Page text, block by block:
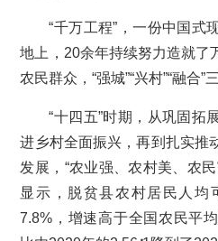
“千万工程”，一份中国式
地上，20余年持续努力造就了
农民群众，“强城”“兴村”“融合”
“十四五”时期，从巩固拓
进乡村全面振兴，再到扎实推
发展，“农业强、农村美、农
显示，脱贫县农村居民人均
7.8%，增速高于全国农民平